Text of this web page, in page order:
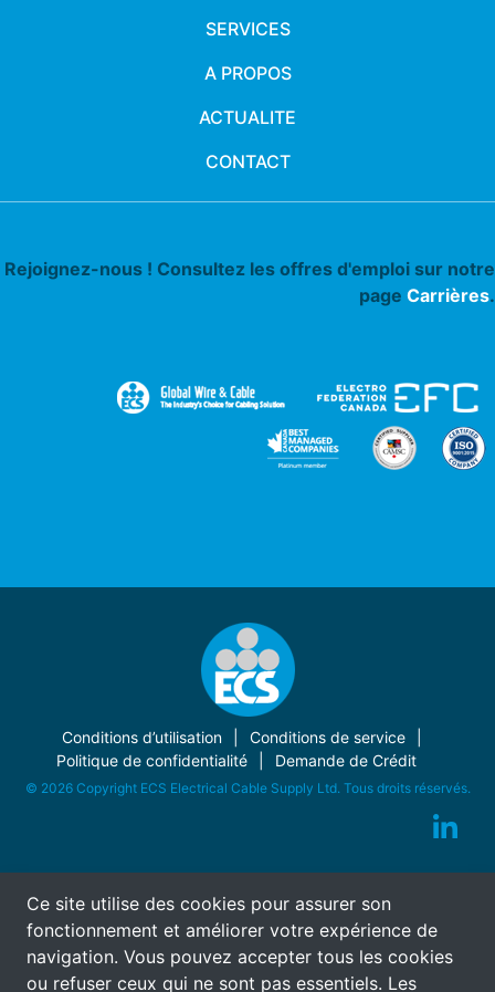
Ce site utilise des cookies pour assurer son
fonctionnement et améliorer votre expérience de
navigation. Vous pouvez accepter tous les cookies
ou refuser ceux qui ne sont pas essentiels. Les
SERVICES
A PROPOS
ACTUALITE
CONTACT
Rejoignez-nous ! Consultez les offres d'emploi sur notre
page Carrières.
Conditions d’utilisation
Conditions de service
Politique de confidentialité
Demande de Crédit
© 2026 Copyright ECS Electrical Cable Supply Ltd. Tous droits réservés.